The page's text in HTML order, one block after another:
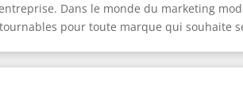
Dans le monde du marketing
pour toute marque qui souhaite